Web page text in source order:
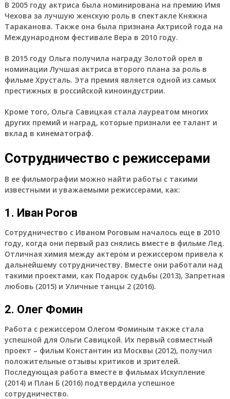
В 2005 году актриса была номинирована на премию Имя
Чехова за лучшую женскую роль в спектакле Княжна
Тараканова. Также она была признана Актрисой года на
Международном фестивале Вера в 2010 году.
В 2015 году Ольга получила награду Золотой орел в
номинации Лучшая актриса второго плана за роль в
фильме Хрусталь. Эта премия является одной из самых
престижных в российской киноиндустрии.
Кроме того, Ольга Савицкая стала лауреатом многих
других премий и наград, которые признали ее талант и
вклад в кинематограф.
Сотрудничество с режиссерами
В ее фильмографии можно найти работы с такими
известными и уважаемыми режиссерами, как:
1. Иван Рогов
Сотрудничество с Иваном Роговым началось еще в 2010
году, когда они первый раз снялись вместе в фильме Лед.
Отличная химия между актером и режиссером привела к
дальнейшему сотрудничеству. Вместе они работали над
такими проектами, как Подарок судьбы (2013), Запретная
любовь (2015) и Уличные танцы 2 (2016).
2. Олег Фомин
Работа с режиссером Олегом Фоминым также стала
успешной для Ольги Савицкой. Их первый совместный
проект – фильм Константин из Москвы (2012), получил
положительные отзывы критиков и зрителей.
Последующая работа вместе в фильмах Искупление
(2014) и План Б (2016) подтвердила успешное
сотрудничество.